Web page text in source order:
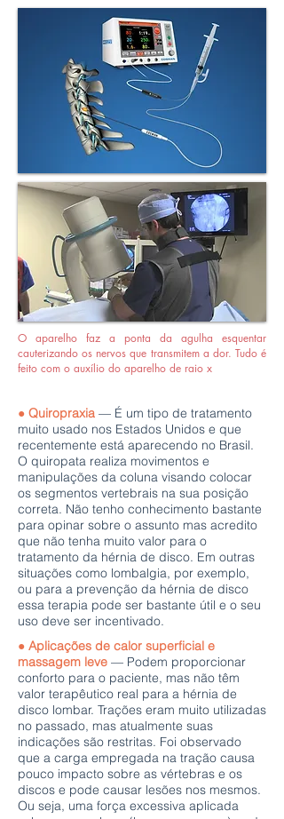
O aparelho faz a ponta da agulha esquentar
cauterizando os nervos que transmitem a dor. Tudo é
feito com o auxílio do aparelho de raio x
● Quiropraxia — É um tipo de tratamento
muito usado nos Estados Unidos e que
recentemente está aparecendo no Brasil.
O quiropata realiza movimentos e
manipulações da coluna visando colocar
os segmentos vertebrais na sua posição
correta. Não tenho conhecimento bastante
para opinar sobre o assunto mas acredito
que não tenha muito valor para o
tratamento da hérnia de disco. Em outras
situações como lombalgia, por exemplo,
ou para a prevenção da hérnia de disco
essa terapia pode ser bastante útil e o seu
uso deve ser incentivado.
● Aplicações de calor superficial e
massagem leve — Podem proporcionar
conforto para o paciente, mas não têm
valor terapêutico real para a hérnia de
disco lombar. Trações eram muito utilizadas
no passado, mas atualmente suas
indicações são restritas. Foi observado
que a carga empregada na tração causa
pouco impacto sobre as vértebras e os
discos e pode causar lesões nos mesmos.
Ou seja, uma força excessiva aplicada